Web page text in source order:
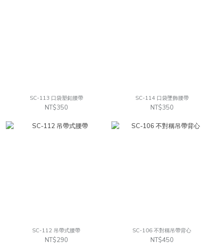
SC-113 口袋塑釦腰帶
NT$350
SC-114 口袋墜飾腰帶
NT$350
SC-112 吊帶式腰帶
NT$290
SC-106 不對稱吊帶背心
NT$450